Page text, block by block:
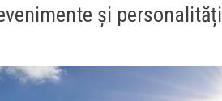
și personalități